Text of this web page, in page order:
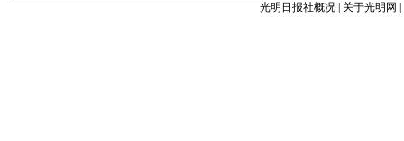
光明日报社概况 关于光明网